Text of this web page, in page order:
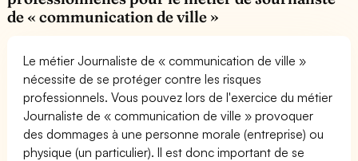
de « communication de ville »
Le métier Journaliste de « communication de ville »
nécessite de se protéger contre les risques
professionnels. Vous pouvez lors de l'exercice du métier
Journaliste de « communication de ville » provoquer
des dommages à une personne morale (entreprise) ou
physique (un particulier). Il est donc important de se